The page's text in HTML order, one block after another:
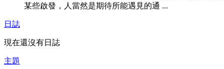
某些啟發，人當然是期待所能遇見的通 ...
日誌
現在還沒有日誌
主題